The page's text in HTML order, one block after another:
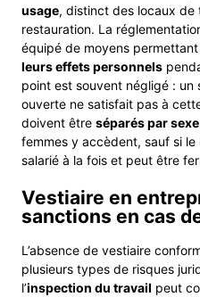
usage, distinct des locaux
restauration. La
équipé de moyens
leurs effets personnels
point est souvent négligé :
ouverte ne satisfait pas à
doivent être séparés par sexe
femmes y accèdent, sauf si
salarié à la fois et peut être
Vestiaire en
sanctions en cas
L’absence de vestiaire
plusieurs types de risques
l’inspection du travail peut